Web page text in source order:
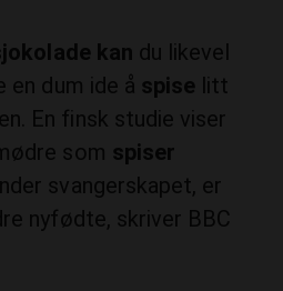
kan du likevel
en dum ide å spise litt
En finsk studie viser
som spiser
svangerskapet, er
nyfødte, skriver BBC